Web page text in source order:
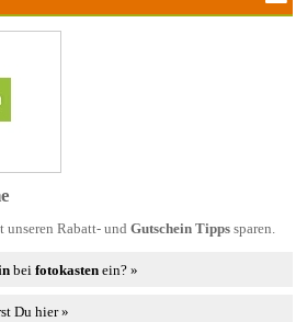
Rabatt- und Gutschein Tippssparen.
beifotokasten ein? »
Du hier »